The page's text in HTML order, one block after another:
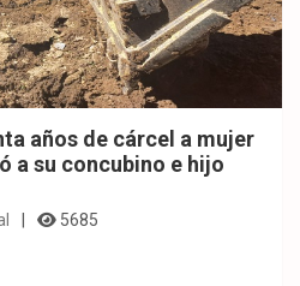
años de cárcel a mujer
a su concubino e hijo
5685